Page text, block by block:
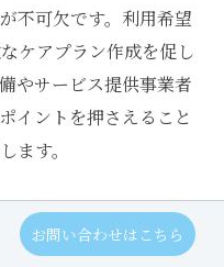
不可欠です。利用希望
ケアプラン作成を促し
やサービス提供事業者
イントを押さえること
ます。
お問い合わせはこちら